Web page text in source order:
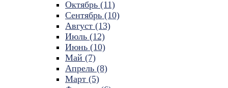
Октябрь (11)
Сентябрь (10)
Август (13)
Июль (12)
Июнь (10)
Май (7)
Апрель (8)
Март (5)